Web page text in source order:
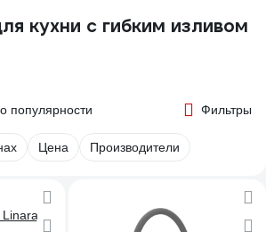
кухни с гибким изливом
популярности Фильтры
Цена Производители